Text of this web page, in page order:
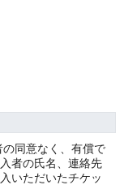
同意なく、有償で
者の氏名、連絡先
いただいたチケッ